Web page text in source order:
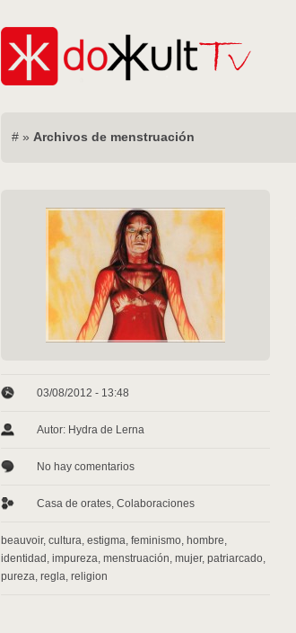
# » Archivos de menstruación
03/08/2012 - 13:48
Autor: Hydra de Lerna
No hay comentarios
Casa de orates, Colaboraciones
beauvoir, cultura, estigma, feminismo, hombre,
identidad , impureza, menstruación, mujer, patriarcado,
pureza, regla, religion